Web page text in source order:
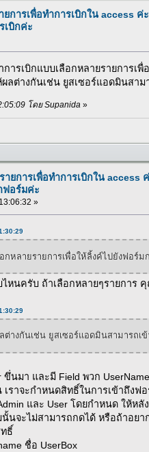
ยการเพื่อทำการเบิกใน access ค่
เบิกค่ะ
ารเบิกแบบเลือกหลายรายการเ
ผลต่างกันเช่น ยูสเซอร์แอดมินส
โดย Supanida »
ายการเพื่อทำการเบิกใน access
ฟอร์มค่ะ
»
กหลายรายการเพื่อให้ลิ้งค์ไปยังฟอร์
นครับ ถ้าเลือกหลายๆรายการ คุ
ต่างกันเช่น ยูสเซอร์แอดมินสามารถ
นมา และมี Field พวก UserName
เราจะกำหนดสิทธิ์ในการเข้าถึงฟ
และ User โดยกำหนด ให้ห
นจะไม่สามารถกดได้ หรือถ้าอยา
ธิ์
ชื่อ UserBox